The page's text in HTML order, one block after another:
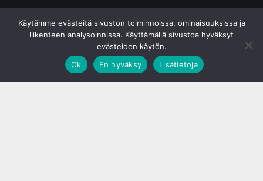
Käytämme evästeitä sivuston toiminnoissa, ominaisuuksissa ja
liikenteen analysoinnissa. Käyttämällä sivustoa hyväksyt
evästeiden käytön.
Ok
En hyväksy Lisätietoja